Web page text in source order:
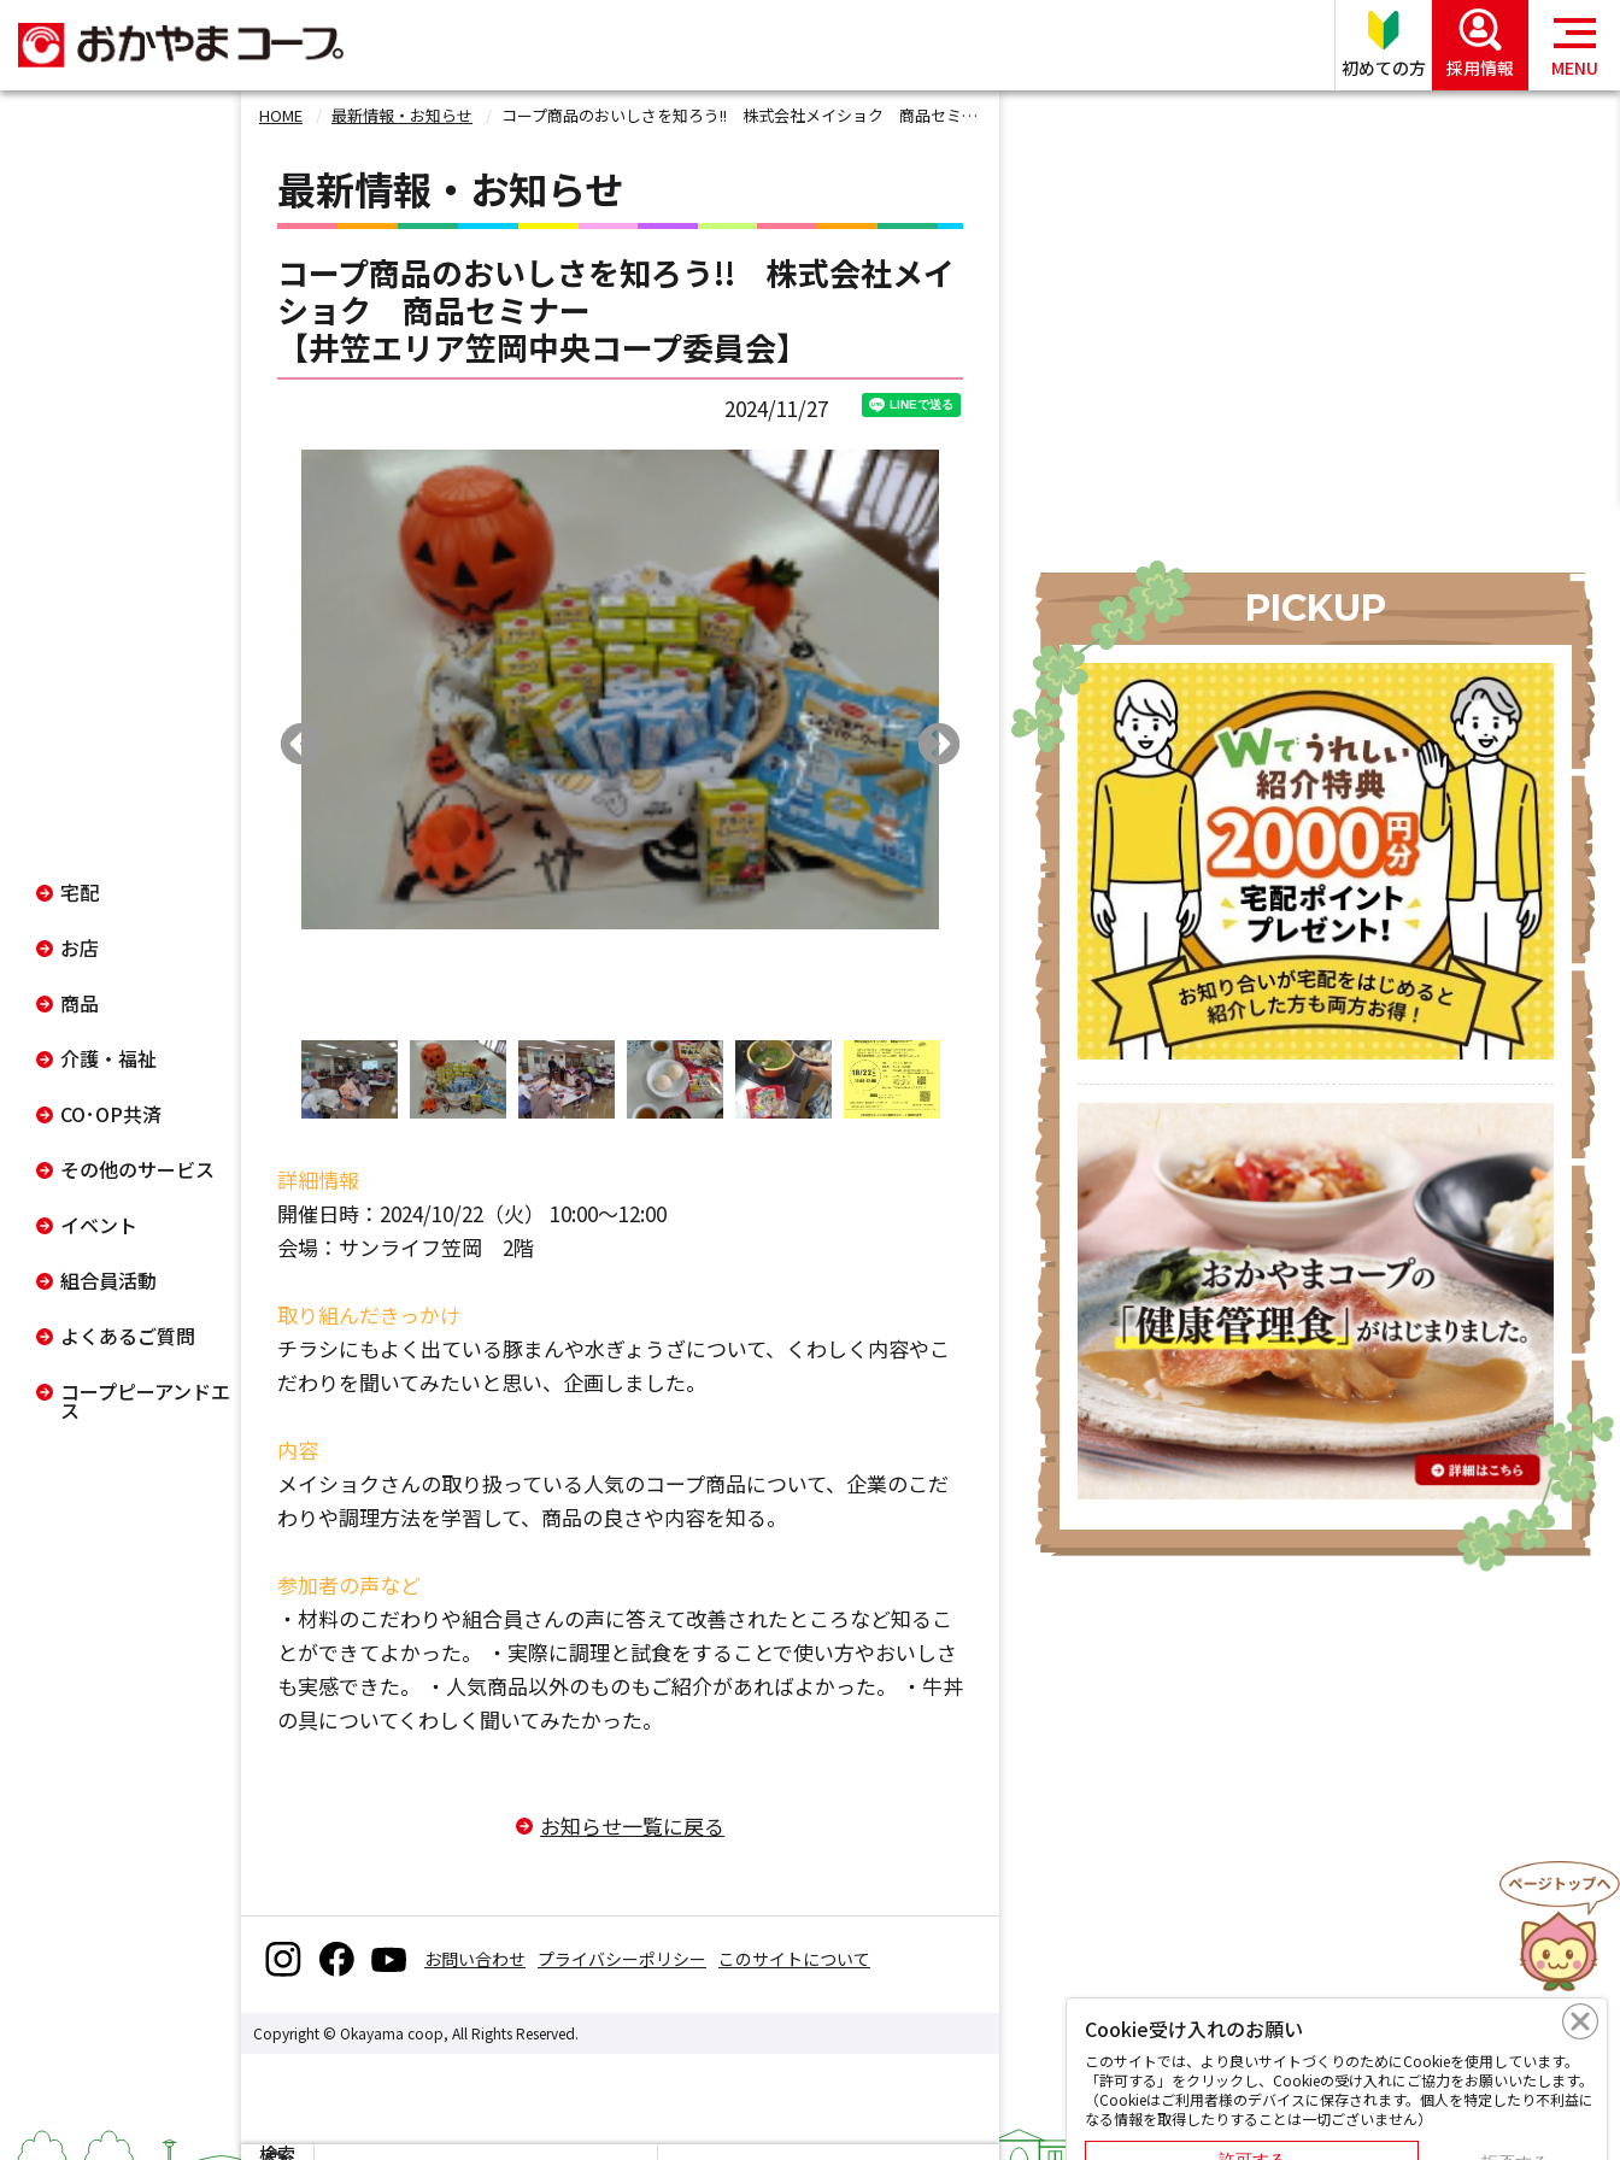
初めての方 採用情報 MENU
商品
CO･OP共済
その他のサービス
イベント
コープピーアンドエ
HOME 最新情報・お知らせ コープ商品のおいしさを知ろう!! 株式会社メイショク 商品セミナー 【井笠エリア笠岡中央コープ委員会】
最新情報・お知らせ
コープ商品のおいしさを知ろう!! 株式会社メイ
ショク 商品セミナー
【井笠エリア笠岡中央コープ委員会】
2024/11/27
詳細情報
開催日時：2024/10/22（火） 10:00～12:00
会場：サンライフ笠岡 2階
取り組んだきっかけ
チラシにもよく出ている豚まんや水ぎょうざについて、くわしく内容やこ
だわりを聞いてみたいと思い、企画しました。
内容
メイショクさんの取り扱っている人気のコープ商品について、企業のこだ
わりや調理方法を学習して、商品の良さや内容を知る。
参加者の声など
・材料のこだわりや組合員さんの声に答えて改善されたところなど知るこ
とができてよかった。 ・実際に調理と試食をすることで使い方やおいしさ
も実感できた。 ・人気商品以外のものもご紹介があればよかった。 ・牛丼
の具についてくわしく聞いてみたかった。
お知らせ一覧に戻る
お問い合わせ プライバシーポリシー このサイトについて
Copyright © Okayama coop, All Rights Reserved.
検索
Cookie受け入れのお願い
このサイトでは、より良いサイトづくりのためにCookieを使用しています。
「許可する」をクリックし、Cookieの受け入れにご協力をお願いいたします。
（Cookieはご利用者様のデバイスに保存されます。個人を特定したり不利益に
なる情報を取得したりすることは一切ございません）